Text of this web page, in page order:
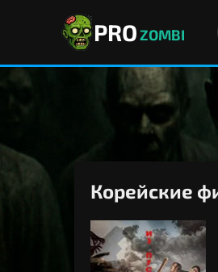
PROZOMBI
Корейские